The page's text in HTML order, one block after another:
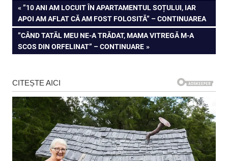
Navigare
în
articole
PREVIOUS
POST:
”10 ANI AM LOCUIT ÎN APARTAMENTUL SOȚULUI, IAR
APOI AM AFLAT CĂ AM FOST FOLOSITĂ” – CONTINUAREA
NEXT
POST:
”CÂND TATĂL MEU NE-A TRĂDAT, MAMA VITREGĂ M-A
SCOS DIN ORFELINAT” – CONTINUARE